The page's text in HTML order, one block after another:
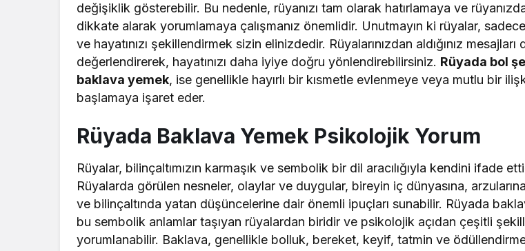
değişiklik gösterebilir. Bu nedenle, rüyanızı tam olarak hatırlamaya ve
dikkate alarak yorumlamaya çalışmanız önemlidir. Unutmayın ki rüyalar,
ve hayatınızı şekillendirmek sizin elinizdedir. Rüyalarınızdan aldığınız mesajları
değerlendirerek, hayatınızı daha iyiye doğru yönlendirebilirsiniz. Rüyada bol
baklava yemek, ise genellikle hayırlı bir kısmetle evlenmeye veya mutlu bir
başlamaya işaret eder.
Rüyada Baklava Yemek Psikolojik Yorum
Rüyalar, bilinçaltımızın karmaşık ve sembolik bir dil aracılığıyla kendini ifade
Rüyalarda görülen nesneler, olaylar ve duygular, bireyin iç dünyasına,
ve bilinçaltında yatan düşüncelerine dair önemli ipuçları sunabilir. Rüyada
bu sembolik anlamlar taşıyan rüyalardan biridir ve psikolojik açıdan çeşitli
yorumlanabilir. Baklava, genellikle bolluk, bereket, keyif, tatmin ve